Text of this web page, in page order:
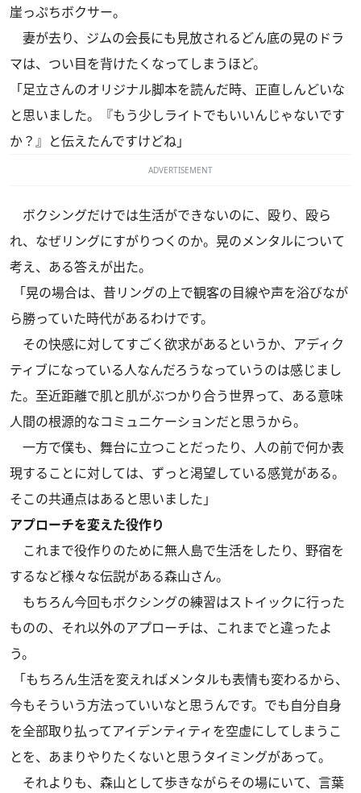
崖っぷちボクサー。
妻が去り、ジムの会長にも見放されるどん底の晃のドラ
マは、つい目を背けたくなってしまうほど。
「足立さんのオリジナル脚本を読んだ時、正直しんどいな
と思いました。『もう少しライトでもいいんじゃないです
か？』と伝えたんですけどね」
ADVERTISEMENT
ボクシングだけでは生活ができないのに、殴り、殴ら
れ、なぜリングにすがりつくのか。晃のメンタルについて
考え、ある答えが出た。
「晃の場合は、昔リングの上で観客の目線や声を浴びなが
ら勝っていた時代があるわけです。
その快感に対してすごく欲求があるというか、アディク
ティブになっている人なんだろうなっていうのは感じまし
た。至近距離で肌と肌がぶつかり合う世界って、ある意味
人間の根源的なコミュニケーションだと思うから。
一方で僕も、舞台に立つことだったり、人の前で何か表
現することに対しては、ずっと渇望している感覚がある。
そこの共通点はあると思いました」
アプローチを変えた役作り
これまで役作りのために無人島で生活をしたり、野宿を
するなど様々な伝説がある森山さん。
もちろん今回もボクシングの練習はストイックに行った
ものの、それ以外のアプローチは、これまでと違ったよ
う。
「もちろん生活を変えればメンタルも表情も変わるから、
今もそういう方法っていいなと思うんです。でも自分自身
を全部取り払ってアイデンティティを空虚にしてしまうこ
とを、あまりやりたくないと思うタイミングがあって。
それよりも、森山として歩きながらその場にいて、言葉